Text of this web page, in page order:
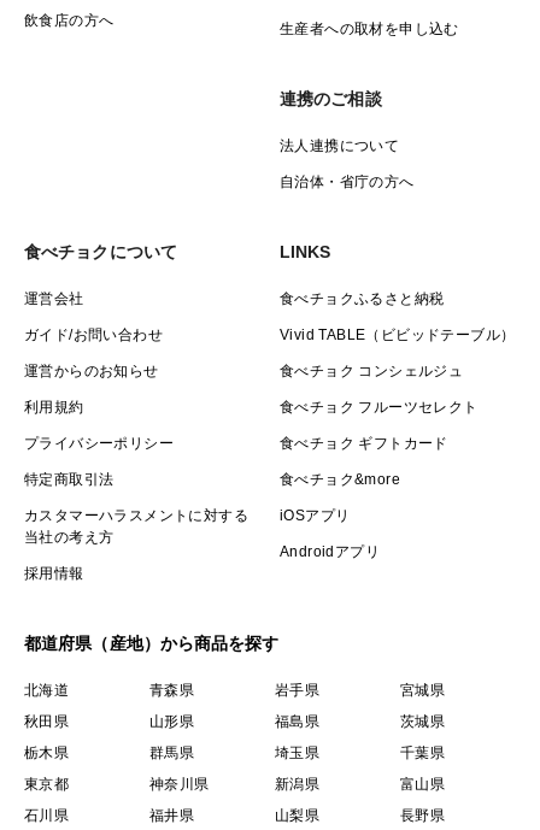
※名入れには対応しておりません。
到着後すぐに商品の状態をご確認ください。
注意して検品・箱詰めをしておりますが、キズを見落と
してしまう場合がございます。
ができている場合には配送中の事故の可能性が高いで
は、状態が分かる写真をご用意のうえ、食べチョクのお
問い合わせフォームよりご連絡ください。確認後、対象
分を返金にて対応させていただきます。芯の部分のみに
白いカビが生えている場合には、りんご特有の「芯カ
ビ」という現象です。取り除けば問題なくお召し上がり
いただけます。
ミングで収穫し、お届けします。
ご自宅で味わう初秋のごちそうとして。
今年も皆さまにお届けできる日を楽しみにしています。
飲食店の方へ 生産者への取材を申し込む
連携のご相談
法人連携について
自治体・省庁の方へ
食べチョクについて
運営会社
ガイド/お問い合わせ
運営からのお知らせ
利用規約
プライバシーポリシー
特定商取引法
カスタマーハラスメントに対する
当社の考え方
採用情報
LINKS
食べチョクふるさと納税
Vivid TABLE（ビビッドテーブル）
食べチョク コンシェルジュ
食べチョク フルーツセレクト
食べチョク ギフトカード
食べチョク&more
iOSアプリ
Androidアプリ
都道府県（産地）から商品を探す
北海道 青森県 岩手県
宮城県
秋田県
山形県 福島県
茨城県
栃木県
群馬県 埼玉県
千葉県
東京都
神奈川県 新潟県
富山県
石川県
福井県 山梨県 長野県